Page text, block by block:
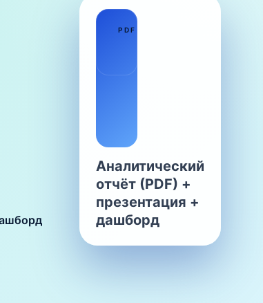
PDF
Аналитический
отчёт (PDF) +
презентация +
дашборд